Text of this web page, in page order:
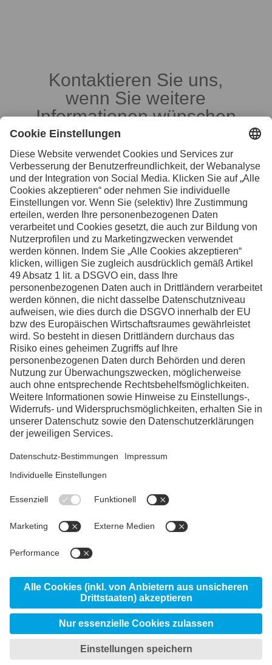
Kontaktieren Sie uns,
wenn Sie weitere
Informationen wünschen
Ihre Kontaktpersonen in der Schweiz
Facebook
Instagram
LinkedIn
Links Schweiz
voestalpine group
Ihre Ansprechpartner:innen
voestalpine AG
AG
eifeler
© 2026 voestalpine High Performance Metals
Schweiz AG
Datenschutzerklärung
Privatsphäreneinstellungen